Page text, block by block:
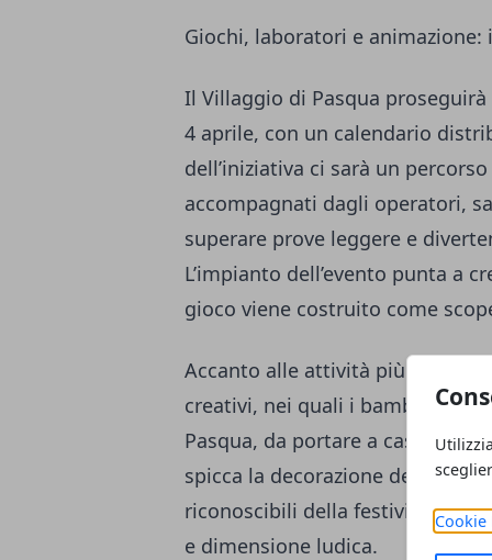
Cookie
Giochi, laboratori e
Il Villaggio di Pasqua
4 aprile, con un calendario
dell’iniziativa ci sarà un
accompagnati dagli operatori,
superare prove leggere e
L’impianto dell’evento punta a
gioco viene costruito come
Accanto alle attività più
creativi, nei quali i bambini
Pasqua, da portare a casa
spicca la decorazione delle
riconoscibili della festività e che
e dimensione ludica.